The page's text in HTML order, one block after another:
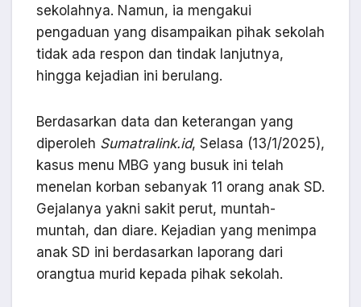
sekolahnya. Namun, ia mengakui
pengaduan yang disampaikan pihak sekolah
tidak ada respon dan tindak lanjutnya,
hingga kejadian ini berulang.
Berdasarkan data dan keterangan yang
diperoleh Sumatralink.id, Selasa (13/1/2025),
kasus menu MBG yang busuk ini telah
menelan korban sebanyak 11 orang anak SD.
Gejalanya yakni sakit perut, muntah-
muntah, dan diare. Kejadian yang menimpa
anak SD ini berdasarkan laporang dari
orangtua murid kepada pihak sekolah.